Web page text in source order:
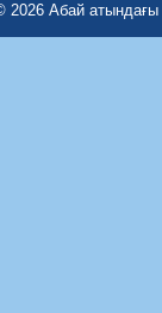
2026 Абай атындағы